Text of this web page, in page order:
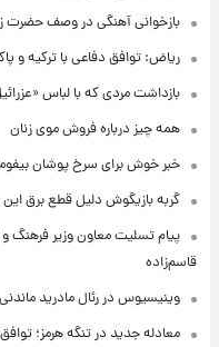
بازخوانی آهنگی در وصف حضرت
ریاض: توافق دفاعی با ترکیه و
بازداشت مردی که با لباس
همه چیز درباره فروش موی زنان
خبر خوش برای سرخ پوشان
گربه بازیگوش دلیل قطع برق
پیام تسلیت معاون وزیر فرهنگ
قاسم‌زاده
وینیسیوس در رئال مادرید
معادله جدید در تنگه هرمز؛